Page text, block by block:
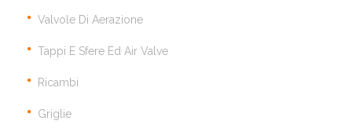
Valvole Di Aerazione
Tappi E Sfere Ed Air Valve
Ricambi
Griglie